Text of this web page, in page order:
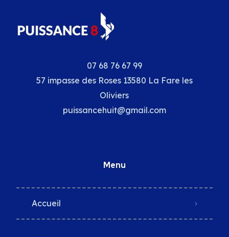
07 68 76 67 99
57 impasse des Roses 13580 La Fare les
Oliviers
puissancehuit@gmail.com
Menu
Accueil